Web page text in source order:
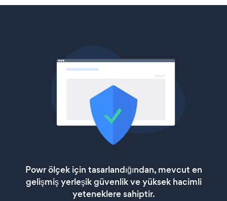
Powr ölçek için tasarlandığından, mevcut en
gelişmiş yerleşik güvenlik ve yüksek hacimli
yeteneklere sahiptir.